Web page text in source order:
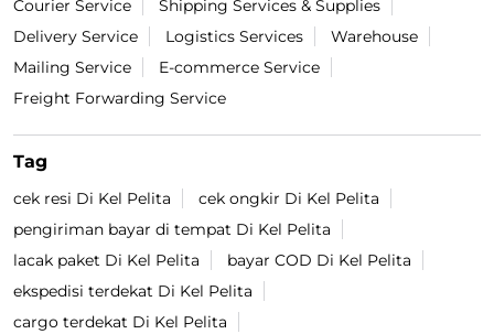
Courier Service
Shipping Services & Supplies
Delivery Service
Logistics Services
Warehouse
Mailing Service
E-commerce Service
Freight Forwarding Service
Tag
cek resi Di Kel Pelita
cek ongkir Di Kel Pelita
pengiriman bayar di tempat Di Kel Pelita
lacak paket Di Kel Pelita
bayar COD Di Kel Pelita
ekspedisi terdekat Di Kel Pelita
cargo terdekat Di Kel Pelita